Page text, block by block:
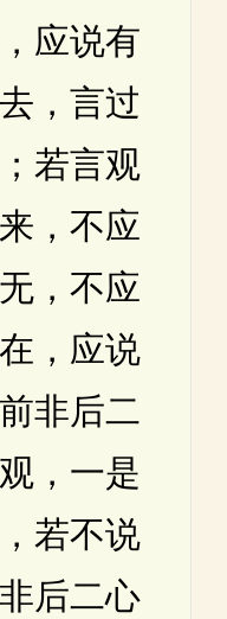
应说有
，言过
若言观
，不应
，不应
，应说
非后二
，一是
若不说
后二心